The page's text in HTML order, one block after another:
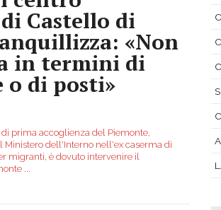
Castello di
«Non
in termini di
o di posti»
prima accoglienza del Piemonte,
Ministero dell'Interno nell'ex caserma di
migranti, è dovuto intervenire il